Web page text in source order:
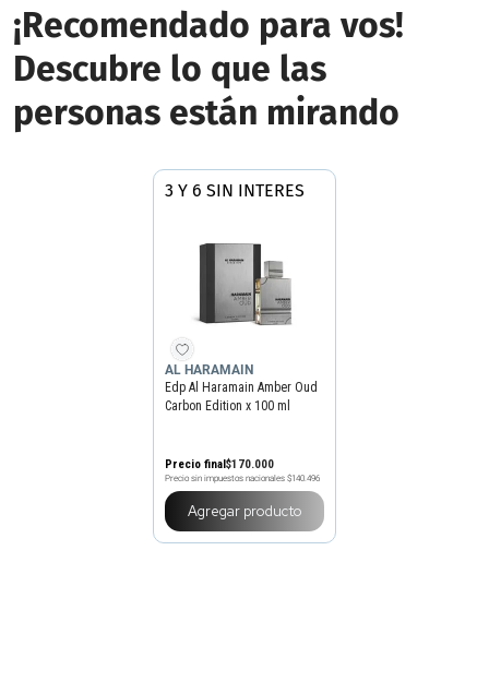
¡Recomendado para vos!
Descubre lo que las
personas están mirando
3 Y 6 SIN INTERES
AL HARAMAIN
Edp Al Haramain Amber Oud
Carbon Edition x 100 ml
Precio final$170.000
Precio sin impuestos nacionales $140.496
Agregar producto